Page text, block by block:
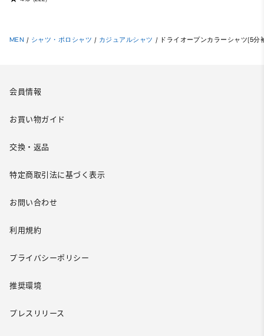
MEN / シャツ・ポロシャツ / カジュアルシャツ / ドライオープンカラーシャツ(5分
会員情報
お買い物ガイド
交換・返品
特定商取引法に基づく表示
お問い合わせ
利用規約
プライバシーポリシー
推奨環境
プレスリリース